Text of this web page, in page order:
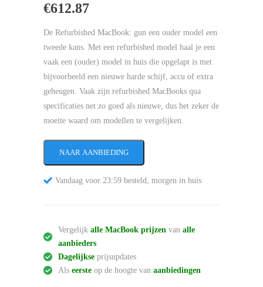
€612.87
De Refurbished MacBook: gun een ouder model een
tweede kans. Met een refurbished model haal je een
vaak een (ouder) model in huis die opgelapt is met
bijvoorbeeld een nieuwe harde schijf, accu of extra
geheugen. Vaak zijn refurbished MacBooks qua
specificaties net zo goed als nieuwe, dus het zeker de
moeite waard om modellen te vergelijken.
NAAR AANBIEDING
Vandaag voor 23:59 besteld, morgen in huis
Vergelijk alle MacBook prijzen van alle
aanbieders
Dagelijkse prijsupdates
Als eerste op de hoogte van aanbiedingen